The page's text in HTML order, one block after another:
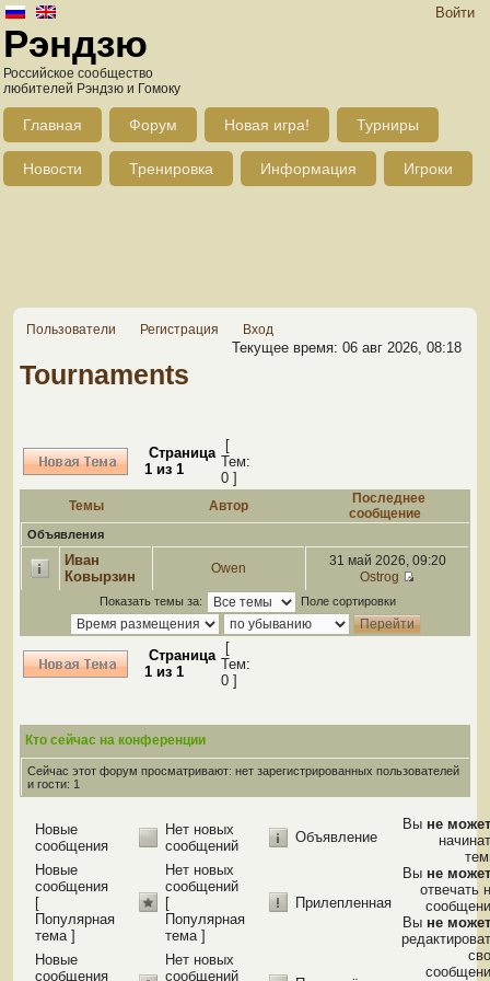
Войти
Рэндзю
Российское сообщество
любителей Рэндзю и Гомоку
Главная Форум Новая игра! Турниры
Новости Тренировка Информация Игроки
Пользователи Регистрация Вход
Текущее время: 06 авг 2026, 08:18
Tournaments
Страница
1 из 1
[
Тем:
0 ]
Темы Автор
Последнее
сообщение
Объявления
Иван
Ковырзин
Owen
31 май 2026, 09:20
Ostrog
Показать темы за: Поле сортировки
Страница
1 из 1
[
Тем:
0 ]
Кто сейчас на конференции
Сейчас этот форум просматривают: нет зарегистрированных пользователей
и гости: 1
Новые
сообщения
Нет новых
сообщений
Объявление
Новые
сообщения
[
Популярная
тема ]
Нет новых
сообщений
[
Популярная
тема ]
Прилепленная
Новые
сообщения
Нет новых
сообщений
Вы не
Вы не
отвечать
Вы не